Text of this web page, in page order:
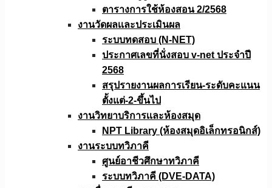
ตารางการใช้ห้องสอน 2/2568
งานวัดผลเเละประเมินผล
ระบบทดสอบ (N-NET)
ประกาศเลขที่นั่งสอบ v-net ประจำปี
2568
สรุปรายงานผลการเรียน-ระดับคะแนน
ตั้งแต่-2-ขึ้นไป
งานวิทยาบริการเเละห้องสมุด
NPT Library (ห้องสมุดอิเล็กทรอนิกส์)
งานระบบทวิภาคี
ศูนย์อาชีวศึกษาทวิภาคี
ระบบทวิภาคี (DVE-DATA)